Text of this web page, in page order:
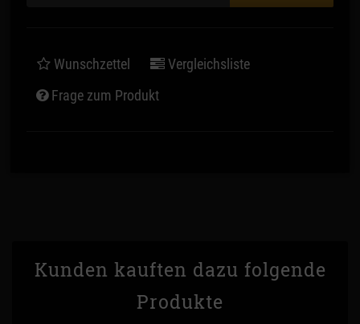
Wunschzettel
Vergleichsliste
Frage zum Produkt
Kunden kauften dazu folgende
Produkte